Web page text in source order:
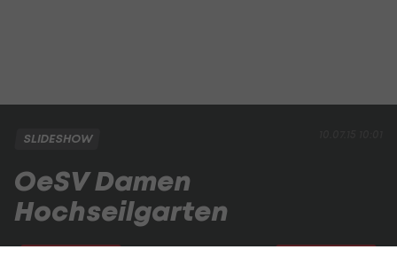
SLIDESHOW
OeSV Damen
Hochseilgarten